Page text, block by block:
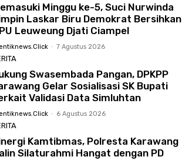
Minggu ke-5, Suci Nurwinda
Laskar Biru Demokrat Bersihkan
Leuweung Djati Ciampel
- 7 Agustus 2026
Swasembada Pangan, DPKPP
Gelar Sosialisasi SK Bupati
Validasi Data Simluhtan
- 6 Agustus 2026
Kamtibmas, Polresta Karawang
Silaturahmi Hangat dengan PD